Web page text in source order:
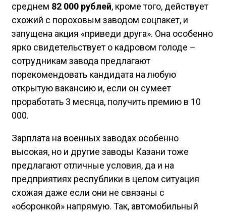
среднем 82 000 рублей, кроме того, действует
схожий с пороховым заводом соцпакет, и
запущена акция «приведи друга». Она особенно
ярко свидетельствует о кадровом голоде –
сотрудникам завода предлагают
порекомендовать кандидата на любую
открытую вакансию и, если он сумеет
проработать 3 месяца, получить премию в 10
000.
Зарплата на военных заводах особенно
высокая, но и другие заводы Казани тоже
предлагают отличные условия, да и на
предприятиях республики в целом ситуация
схожая даже если они не связаны с
«оборонкой» напрямую. Так, автомобильный